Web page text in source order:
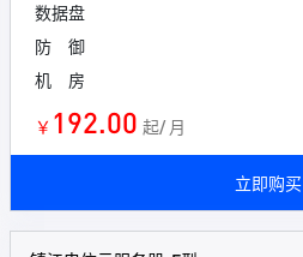
数据盘
防 御
机 房
￥ 192.00 起/ 月
立即购买